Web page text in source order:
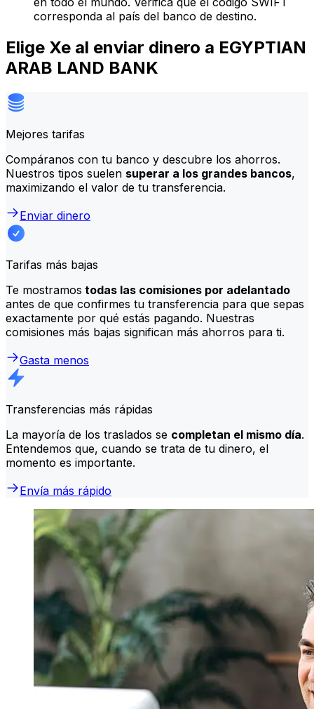
corresponda al país del banco de destino.
Elige Xe al enviar dinero a EGYPTIAN
ARAB LAND BANK
Mejores tarifas
Compáranos con tu banco y descubre los ahorros.
Nuestros tipos suelen superar a los grandes bancos,
maximizando el valor de tu transferencia.
Enviar dinero
Tarifas más bajas
Te mostramos todas las comisiones por adelantado
antes de que confirmes tu transferencia para que sepas
exactamente por qué estás pagando. Nuestras
comisiones más bajas significan más ahorros para ti.
Gasta menos
Transferencias más rápidas
La mayoría de los traslados se completan el mismo día.
Entendemos que, cuando se trata de tu dinero, el
momento es importante.
Envía más rápido